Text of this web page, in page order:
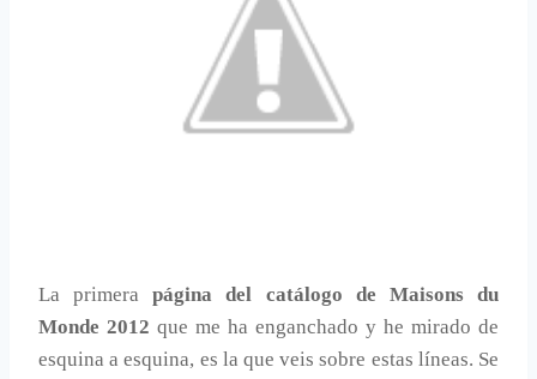
La primerapágina del catálogo de Maisons du
Monde 2012 que me ha enganchado y he mirado de
esquina a esquina, es la que veis sobre estas líneas. Se